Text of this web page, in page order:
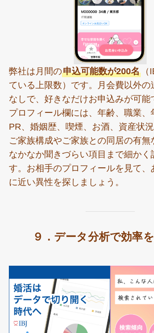
弊社は月間の申込可能数が200名（
ている上限数）です。月会費以外の
なしで、好きなだけお申込みが可能
プロフィール欄には、年齢、職業、
PR、婚姻歴、喫煙、お酒、資産状況
ご家族構成やご家族との同居の有無
なかなか聞きづらい項目まで細かく
す。お相手のプロフィールを見て、
に近い異性を探しましょう。
９．データ分析で効率